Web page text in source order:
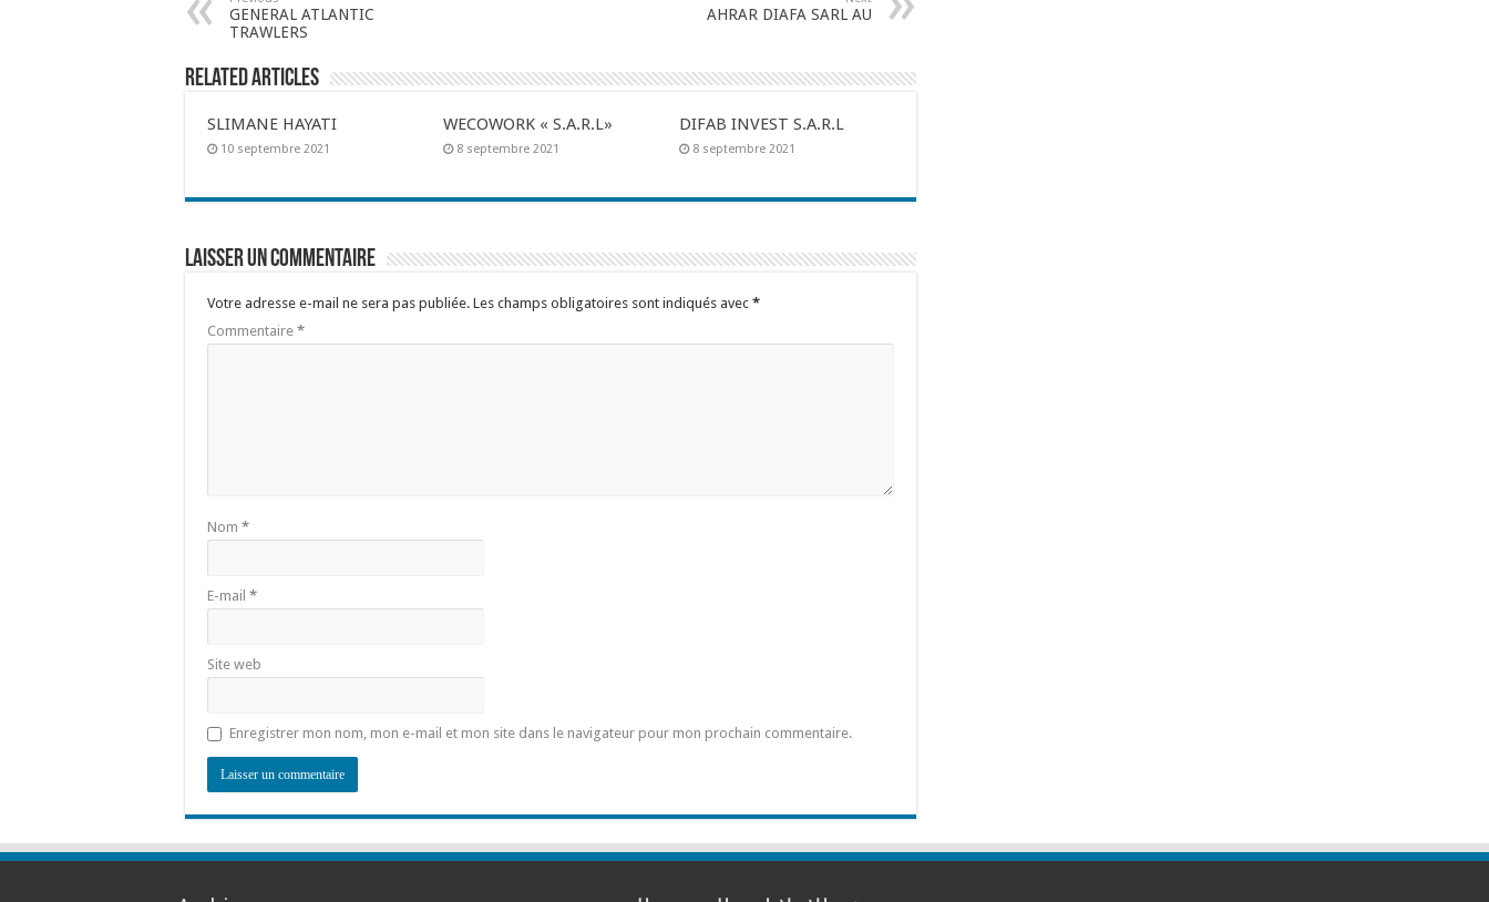
GENERAL ATLANTIC
TRAWLERS
AHRAR DIAFA SARL AU
Related Articles
SLIMANE HAYATI
10 septembre 2021
WECOWORK « S.A.R.L»
8 septembre 2021
DIFAB INVEST S.A.R.L
8 septembre 2021
Laisser un commentaire
Votre adresse e-mail ne sera pas publiée. Les champs obligatoires sont indiqués avec *
Commentaire *
Nom *
E-mail *
Site web
Enregistrer mon nom, mon e-mail et mon site dans le navigateur pour mon prochain commentaire.